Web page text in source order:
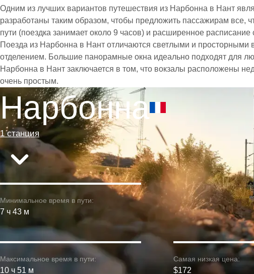
Одним из лучших вариантов путешествия из Нарбонна в Нант
разработаны таким образом, чтобы предложить пассажирам все,
пути (поездка занимает около 9 часов) и расширенное
Поезда из Нарбонна в Нант отличаются светлыми и
отделением. Большие панорамные окна идеально подходят для
Нарбонна в Нант заключается в том, что вокзалы расположены
очень простым.
Нарбонна
1 станция
Минимальное время в пути:
7 ч 43 м
Максимальное время в пути:
10 ч 51 м
Самая низкая цена:
$172